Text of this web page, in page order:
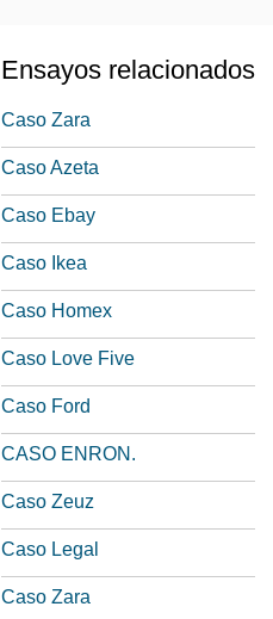
Ensayos relacionados
Caso Zara
Caso Azeta
Caso Ebay
Caso Ikea
Caso Homex
Caso Love Five
Caso Ford
CASO ENRON.
Caso Zeuz
Caso Legal
Caso Zara